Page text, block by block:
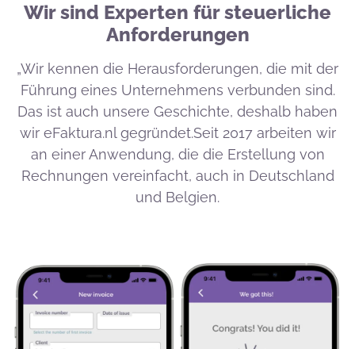
Wir sind Experten für steuerliche
Anforderungen
„Wir kennen die Herausforderungen, die mit der
Führung eines Unternehmens verbunden sind.
Das ist auch unsere Geschichte, deshalb haben
wir eFaktura.nl gegründet.Seit 2017 arbeiten wir
an einer Anwendung, die die Erstellung von
Rechnungen vereinfacht, auch in Deutschland
und Belgien.